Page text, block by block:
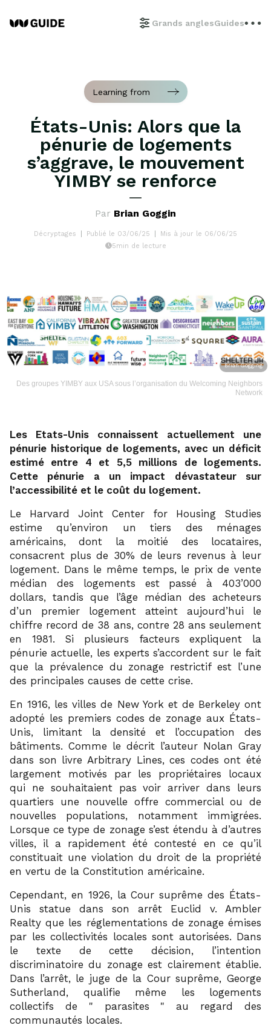
Grands anglesGuides
Learning from
États-Unis: Alors que la
pénurie de logements
s’aggrave, le mouvement
YIMBY se renforce
Par Brian Goggin
Décryptages Publié le 03/06/25
Mis à jour le 06/06/25
5min de lecture
Brian Gogging
Des groupes YIMBY aux USA sous l’organisation du Welcoming Neighbors
Network
Les Etats-Unis connaissent actuellement une
pénurie historique de logements, avec un déficit
estimé entre 4 et 5,5 millions de logements.
Cette pénurie a un impact dévastateur sur
l’accessibilité et le coût du logement.
Le Harvard Joint Center for Housing Studies
estime qu’environ un tiers des ménages
américains, dont la moitié des locataires,
consacrent plus de 30% de leurs revenus à leur
logement. Dans le même temps, le prix de vente
médian des logements est passé à 403’000
dollars, tandis que l’âge médian des acheteurs
d’un premier logement atteint aujourd’hui le
chiffre record de 38 ans, contre 28 ans seulement
en 1981. Si plusieurs facteurs expliquent la
pénurie actuelle, les experts s’accordent sur le fait
que la prévalence du zonage restrictif est l’une
des principales causes de cette crise.
En 1916, les villes de New York et de Berkeley ont
adopté les premiers codes de zonage aux États-
Unis, limitant la densité et l’occupation des
bâtiments. Comme le décrit l’auteur Nolan Gray
dans son livre Arbitrary Lines, ces codes ont été
largement motivés par les propriétaires locaux
qui ne souhaitaient pas voir arriver dans leurs
quartiers une nouvelle offre commercial ou de
nouvelles populations, notamment immigrées.
Lorsque ce type de zonage s’est étendu à d’autres
villes, il a rapidement été contesté en ce qu’il
constituait une violation du droit de la propriété
en vertu de la Constitution américaine.
Cependant, en 1926, la Cour suprême des États-
Unis statue dans son arrêt Euclid v. Ambler
Realty que les réglementations de zonage émises
par les collectivités locales sont autorisées. Dans
le texte de cette décision, l’intention
discriminatoire du zonage est clairement établie.
Dans l’arrêt, le juge de la Cour suprême, George
Sutherland, qualifie même les logements
collectifs de
parasites
au regard des
communautés locales.